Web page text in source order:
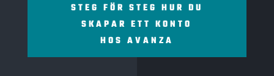
STEG FÖR STEG HUR DU
SKAPAR ETT KONTO
HOS AVANZA